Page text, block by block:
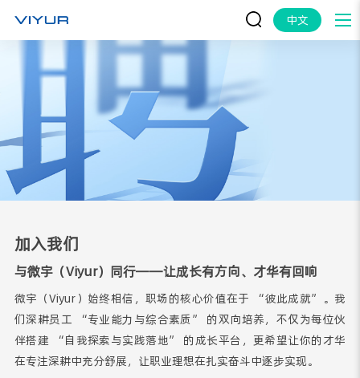
中文
加入我们
与微宇（Viyur）同行——让成长有方向、才华有回响
微宇（Viyur）始终相信，职场的核心价值在于 “彼此成就”。我
们深耕员工 “专业能力与综合素质” 的双向培养，不仅为每位伙
伴搭建 “自我探索与实践落地” 的成长平台，更希望让你的才华
在专注深耕中充分舒展，让职业理想在扎实奋斗中逐步实现。